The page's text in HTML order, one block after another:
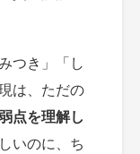
つき」「し
は、ただの
点を理解し
いのに、ち